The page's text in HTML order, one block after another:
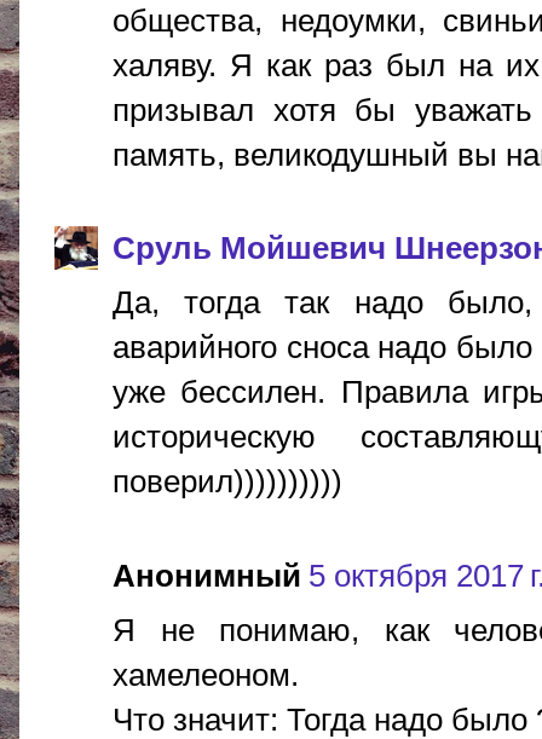
общества, недоумки,
халяву. Я как раз был на
призывал хотя бы
память, великодушный вы
Сруль Мойшевич
Да, тогда так надо было,
аварийного сноса надо
уже бессилен. Правила
историческую
поверил))))))))))
Анонимный 5 октября 2017
Я не понимаю, как
хамелеоном.
Что значит: Тогда надо